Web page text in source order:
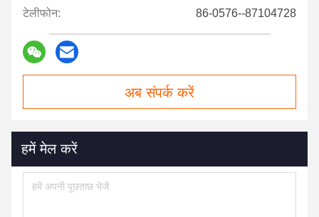
टेलीफोन: 86-0576--87104728
अब संपर्क करें
हमें मेल करें